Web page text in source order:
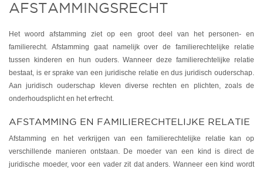
AFSTAMMINGSRECHT
Het woord afstamming ziet op een groot deel van het personen- en
familierecht. Afstamming gaat namelijk over de familierechtelijke relatie
tussen kinderen en hun ouders. Wanneer deze familierechtelijke relatie
bestaat, is er sprake van een juridische relatie en dus juridisch ouderschap.
Aan juridisch ouderschap kleven diverse rechten en plichten, zoals de
onderhoudsplicht en het erfrecht.
AFSTAMMING EN FAMILIERECHTELIJKE RELATIE
Afstamming en het verkrijgen van een familierechtelijke relatie kan op
verschillende manieren ontstaan. De moeder van een kind is direct de
juridische moeder, voor een vader zit dat anders. Wanneer een kind wordt